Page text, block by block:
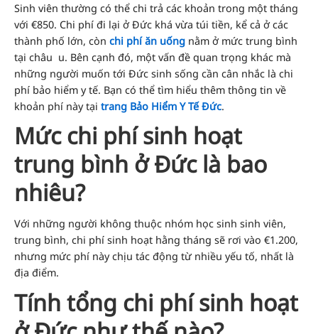
Sinh viên thường có thể chi trả các khoản trong một tháng
với €850. Chi phí đi lại ở Đức khá vừa túi tiền, kể cả ở các
thành phố lớn, còn chi phí ăn uống nằm ở mức trung bình
tại châu u. Bên cạnh đó, một vấn đề quan trọng khác mà
những người muốn tới Đức sinh sống cần cân nhắc là chi
phí bảo hiểm y tế. Bạn có thể tìm hiểu thêm thông tin về
khoản phí này tại trang Bảo Hiểm Y Tế Đức.
Mức chi phí sinh hoạt
trung bình ở Đức là bao
nhiêu?
Với những người không thuộc nhóm học sinh sinh viên,
trung bình, chi phí sinh hoạt hằng tháng sẽ rơi vào €1.200,
nhưng mức phí này chịu tác động từ nhiều yếu tố, nhất là
địa điểm.
Tính tổng chi phí sinh hoạt